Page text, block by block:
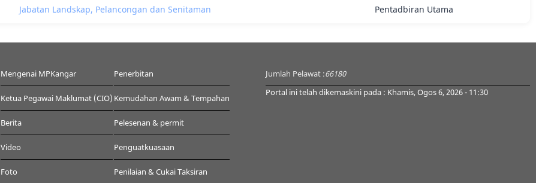
Jabatan Landskap, Pelancongan dan Senitaman Pentadbiran Utama
Mengenai MPKangar
Ketua Pegawai Maklumat (CIO)
Berita
Video
Foto
Penerbitan
Kemudahan Awam & Tempahan
Pelesenan & permit
Penguatkuasaan
Penilaian & Cukai Taksiran
Jumlah Pelawat :66180
Portal ini telah dikemaskini pada : Khamis, Ogos 6, 2026 - 11:30